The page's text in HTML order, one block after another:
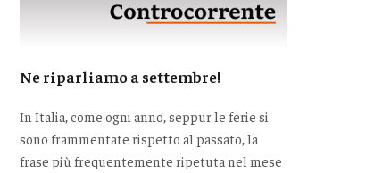
Ne riparliamo a settembre!
In Italia, come ogni anno, seppur le ferie si
sono frammentate rispetto al passato, la
frase più frequentemente ripetuta nel mese